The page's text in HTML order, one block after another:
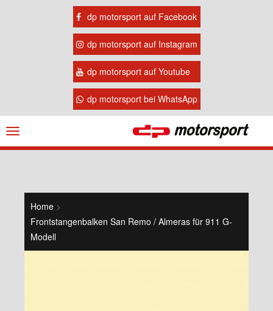
dp motorsport auf Facebook
dp motorsport auf Instagram
dp motorsport auf Youtube
dp motorsport bei WhatsApp
Navigation
ein-/ausblenden
Home >
Frontstangenbalken San Remo / Almeras für 911 G-
Modell